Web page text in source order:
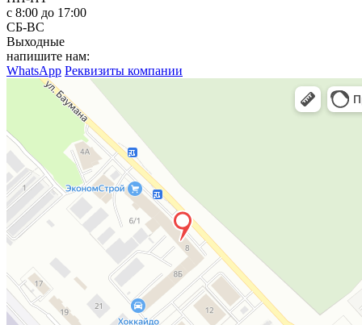
с 8:00 до 17:00
СБ-ВС
Выходные
напишите нам:
WhatsApp Реквизиты компании